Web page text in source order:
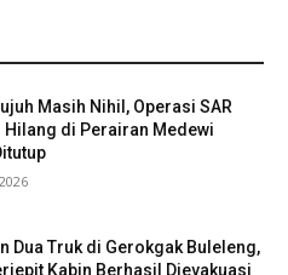
Masih Nihil, Operasi SAR
Hilang di Perairan Medewi
Dua Truk di Gerokgak Buleleng,
Kabin Berhasil Dievakuasi